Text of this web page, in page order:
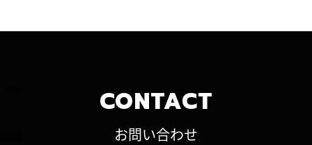
CONTACT
お問い合わせ